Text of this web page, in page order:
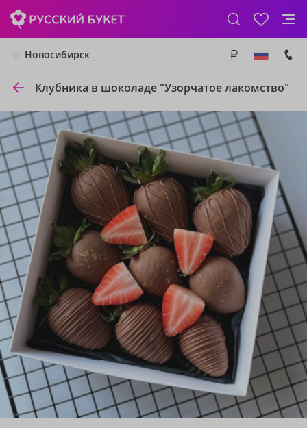
Новосибирск
Клубника в шоколаде "Узорчатое лакомство"